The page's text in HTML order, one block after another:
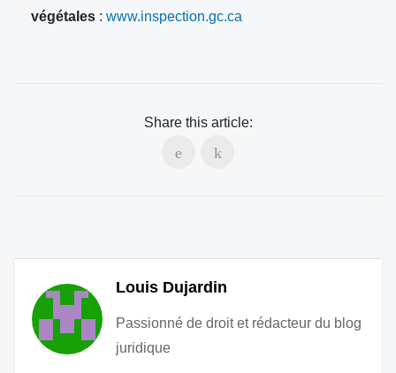
végétales : www.inspection.gc.ca
Share this article:
Louis Dujardin
Passionné de droit et rédacteur du blog
juridique